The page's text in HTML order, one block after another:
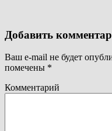
Добавить
Ваш e-mail не будет
помечены *
Комментарий